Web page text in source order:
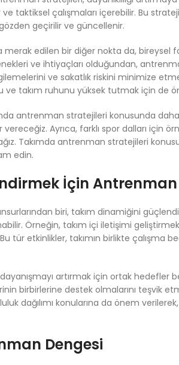
taktiksel çalışmaları içerebilir. Bu
geçirilir ve güncellenir.
edilen bir diğer nokta da, bireysel
ve ihtiyaçları olduğundan,
ve sakatlık riskini minimize
ve takım ruhunu yüksek tutmak için de
antrenman stratejileri konusunda
Ayrıca, farklı spor dalları için
Takımda antrenman stratejileri
edin.
İçin
biri, takım dinamiğini
Örneğin, takım içi iletişimi geliştirmek
tür etkinlikler, takımın birlikte çalışma
artırmak için ortak
birbirlerine destek olmalarını teşvik
dağılımı konularına da önem
Dengesi